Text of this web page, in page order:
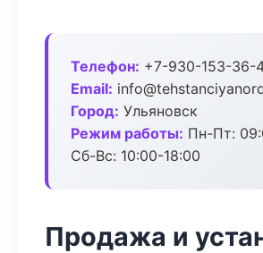
Телефон: +7-930-153-36-
Email:
Город: Ульяновск
Режим работы: Пн-Пт:
Сб-Вс: 10:00-18:00
Продажа и